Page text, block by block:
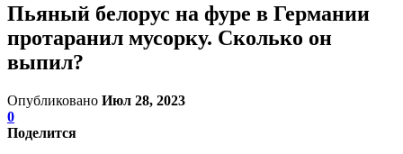
Пьяный белорус на фуре в Германии
протаранил мусорку. Сколько он
выпил?
Опубликовано Июл 28, 2023
0
Поделится